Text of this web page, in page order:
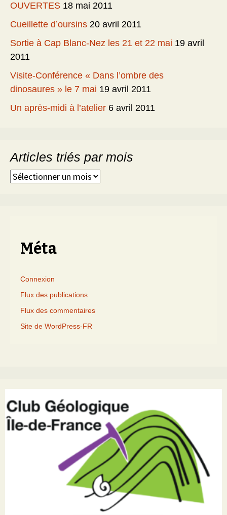
OUVERTES 18 mai 2011
Cueillette d’oursins 20 avril 2011
Sortie à Cap Blanc-Nez les 21 et 22 mai 19 avril
2011
Visite-Conférence « Dans l’ombre des
dinosaures » le 7 mai 19 avril 2011
Un après-midi à l’atelier 6 avril 2011
Articles triés par mois
Articles
Méta
Connexion
Flux des publications
Flux des commentaires
Site de WordPress-FR